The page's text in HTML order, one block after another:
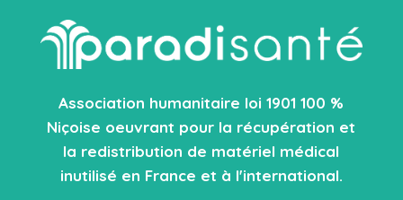
Association humanitaire loi 1901 100 %
Niçoise oeuvrant pour la récupération et
la redistribution de matériel médical
inutilisé en France et à l'international.